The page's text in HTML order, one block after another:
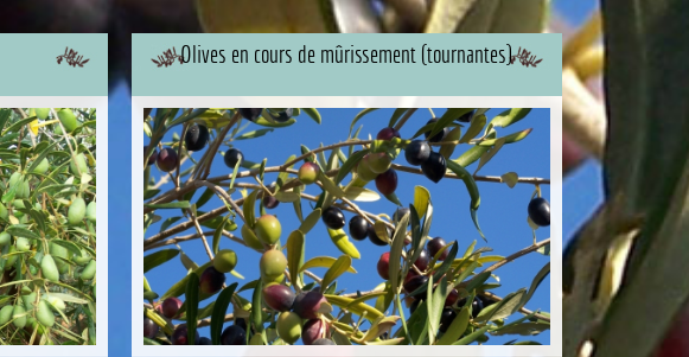
Olives en cours de mûrissement (tournantes)